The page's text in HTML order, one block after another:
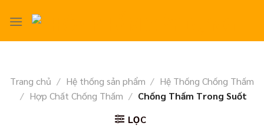
Trang chủ / Hệ thống sản phẩm / Hệ Thống Chống Thấm
/ Hợp Chất Chống Thấm / Chống Thấm Trong Suốt
LỌC